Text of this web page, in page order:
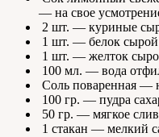
— на свое
2 шт. — куриные
1 шт. — белок сырой
1 шт. — желток
100 мл. — вода
Соль поваренная —
100 гр. — пудра
50 гр. — мягкое
1 стакан — мелкий